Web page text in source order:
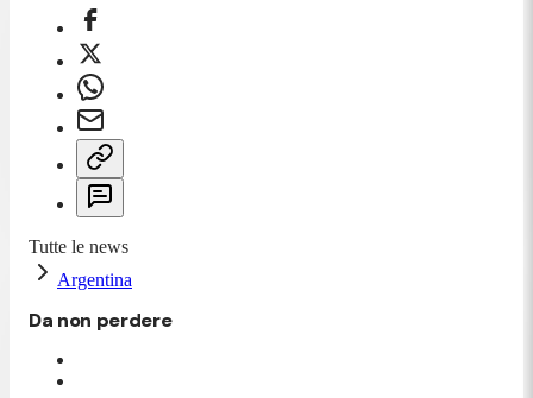
Tutte le news
Argentina
Da non perdere